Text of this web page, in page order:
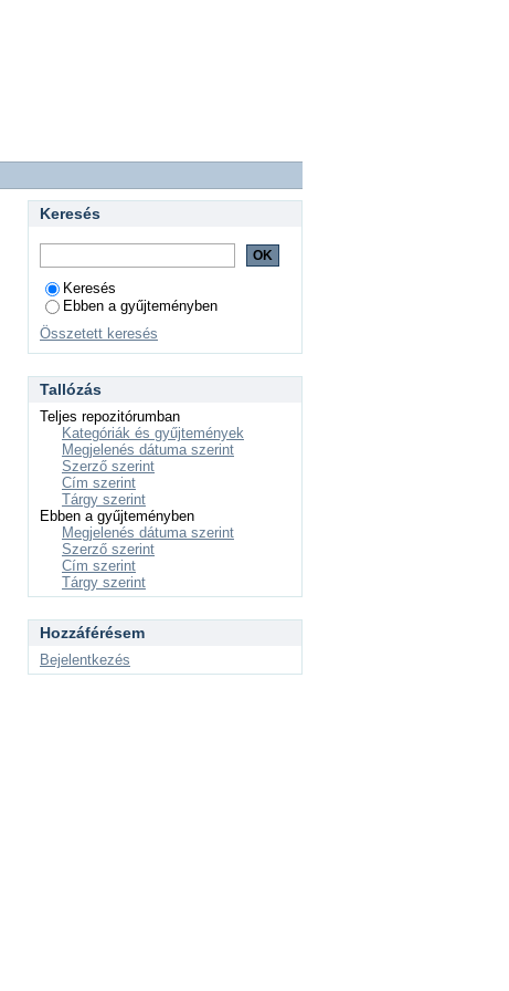
Keresés
Keresés
Ebben a gyűjteményben
Összetett keresés
Tallózás
Teljes repozitórumban
Kategóriák és gyűjtemények
Megjelenés dátuma szerint
Szerző szerint
Cím szerint
Tárgy szerint
Ebben a gyűjteményben
Megjelenés dátuma szerint
Szerző szerint
Cím szerint
Tárgy szerint
Hozzáférésem
Bejelentkezés